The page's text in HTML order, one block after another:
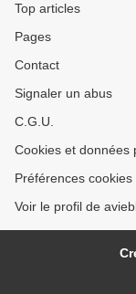
Top articles
Pages
Contact
Signaler un abus
C.G.U.
Cookies et données
Préférences cookies
Voir le profil de